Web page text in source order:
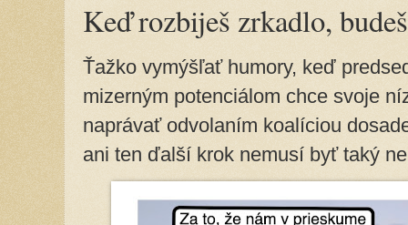
Keď rozbiješ zrkadlo,
Ťažko vymýšľať humory, keď
mizerným potenciálom chce svoje
naprávať odvolaním koalíciou
ani ten ďalší krok nemusí byť taký